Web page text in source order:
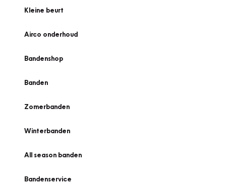
Kleine beurt
Airco onderhoud
Bandenshop
Banden
Zomerbanden
Winterbanden
All season banden
Bandenservice